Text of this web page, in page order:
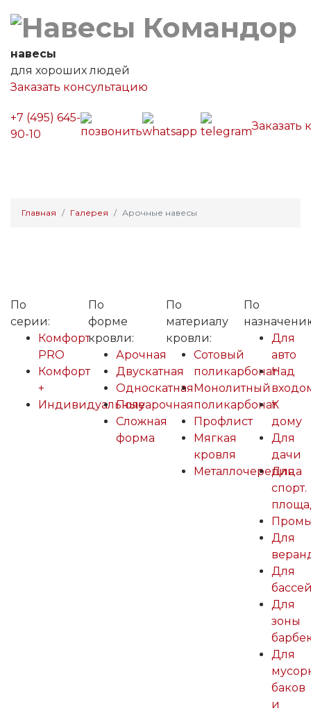
навесы
для хороших людей
Заказать консультацию
+7 (495) 645-
90-10
Заказать
Главная Галерея Арочные навесы
По
серии:
Комфорт
PRO
Комфорт
+
Индивидуальные
По
форме
кровли:
Арочная
Двускатная
Односкатная
Полуарочная
Сложная
форма
По
материалу
кровли:
Сотовый
поликарбонат
Монолитный
поликарбонат
Профлист
Мягкая
кровля
Металлочерепица
По
Для
авто
Над
К
дому
Для
дачи
Для
спорт.
Для
Для
Для
зоны
Для
баков
и